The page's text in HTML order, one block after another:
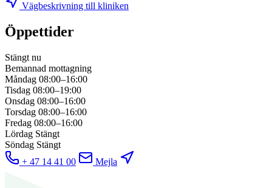
Vägbeskrivning till kliniken
Öppettider
Stängt nu
Bemannad mottagning
Måndag 08:00–16:00
Tisdag 08:00–19:00
Onsdag 08:00–16:00
Torsdag 08:00–16:00
Fredag 08:00–16:00
Lördag Stängt
Söndag Stängt
+ 47 14 41 00
Mejla